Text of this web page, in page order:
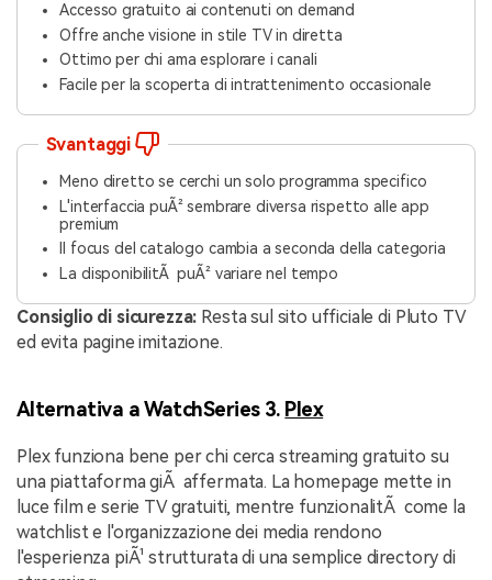
Accesso gratuito ai contenuti on demand
Offre anche visione in stile TV in diretta
Ottimo per chi ama esplorare i canali
Facile per la scoperta di intrattenimento occasionale
Svantaggi
Meno diretto se cerchi un solo programma specifico
L'interfaccia puÃ² sembrare diversa rispetto alle app
premium
Il focus del catalogo cambia a seconda della categoria
La disponibilitÃ puÃ² variare nel tempo
Consiglio di sicurezza: Resta sul sito ufficiale di Pluto TV
ed evita pagine imitazione.
Alternativa a WatchSeries 3. Plex
Plex funziona bene per chi cerca streaming gratuito su
una piattaforma giÃ affermata. La homepage mette in
luce film e serie TV gratuiti, mentre funzionalitÃ come la
watchlist e l'organizzazione dei media rendono
l'esperienza piÃ¹ strutturata di una semplice directory di